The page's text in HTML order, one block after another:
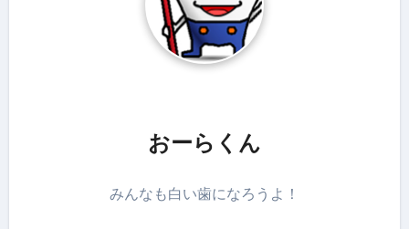
おーらくん
みんなも白い歯になろうよ！